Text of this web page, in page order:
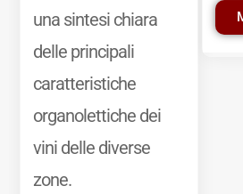
una sintesi chiara
delle principali
caratteristiche
organolettiche dei
vini delle diverse
zone.